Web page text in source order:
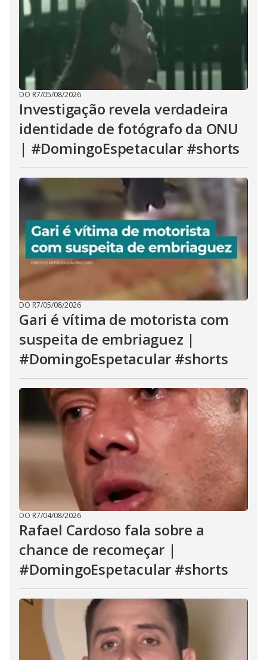
DO R7/05/08/2026
Investigação revela verdadeira
identidade de fotógrafo da ONU
| #DomingoEspetacular #shorts
DO R7/05/08/2026
Gari é vítima de motorista com
suspeita de embriaguez |
#DomingoEspetacular #shorts
DO R7/04/08/2026
Rafael Cardoso fala sobre a
chance de recomeçar |
#DomingoEspetacular #shorts